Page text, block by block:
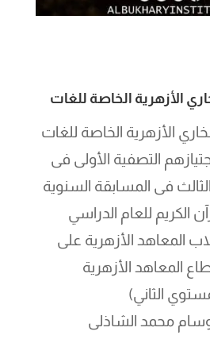
الأزهرية الخاصة للغات
الأزهرية الخاصة للغات
التصفية الأولى فى
فى المسابقة السنوية
الكريم للعام الدراسي
2023 لطلاب المعاهد الأزهرية على
المعاهد الأزهرية
الثاني)
محمد الشاذلى